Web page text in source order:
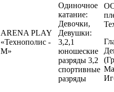
ARENA PLAY
«Технополис -
М»
Одиночное
катание:
Девочки,
Девушки:
3,2,1
юношеские
разряды 3,2
спортивные
разряды